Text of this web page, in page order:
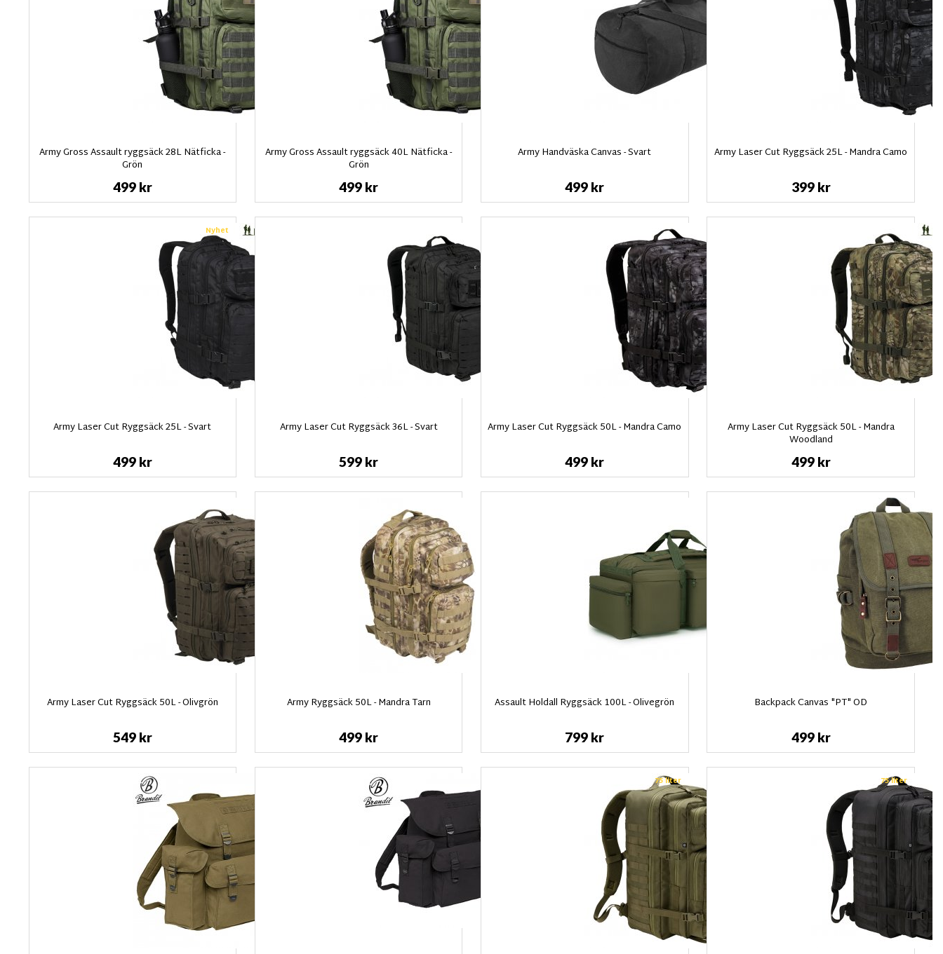
Army Gross Assault ryggsäck 28L Nätficka -
Grön
499 kr
Army Gross Assault ryggsäck 40L Nätficka -
Grön
499 kr
Army Handväska Canvas - Svart
499 kr
Army Laser Cut Ryggsäck 25L - Mandra Camo
399 kr
Nyhet
Army Laser Cut Ryggsäck 25L - Svart
499 kr
Army Laser Cut Ryggsäck 36L - Svart
599 kr
Army Laser Cut Ryggsäck 50L - Mandra Camo
499 kr
Army Laser Cut Ryggsäck 50L - Mandra
Woodland
499 kr
Army Laser Cut Ryggsäck 50L - Olivgrön
549 kr
Army Ryggsäck 50L - Mandra Tarn
499 kr
Assault Holdall Ryggsäck 100L - Olivegrön
799 kr
Backpack Canvas "PT" OD
499 kr
75 liter 75 liter